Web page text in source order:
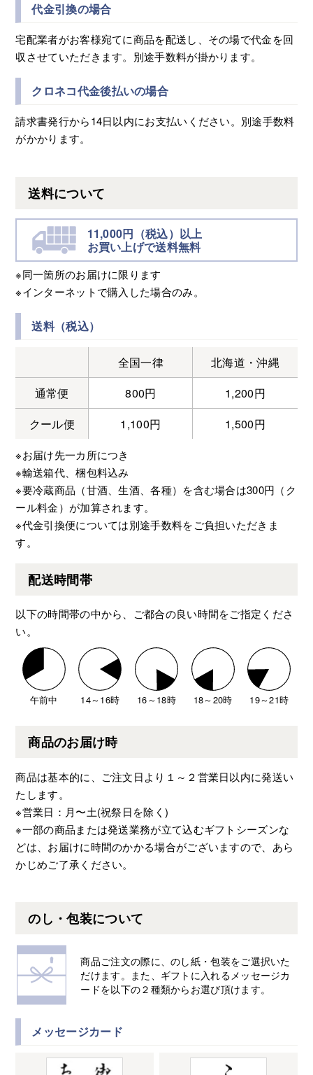
代金引換の場合
宅配業者がお客様宛てに商品を配送し、その場で代金を回
収させていただきます。別途手数料が掛かります。
クロネコ代金後払いの場合
請求書発行から14日以内にお支払いください。別途手数料
がかかります。
送料について
11,000円（税込）以上
お買い上げで送料無料
※同一箇所のお届けに限ります
※インターネットで購入した場合のみ。
送料（税込）
全国一律
北海道・沖縄
通常便
800円
1,200円
クール便
1,100円 1,500円
※お届け先一カ所につき
※輸送箱代、梱包料込み
※要冷蔵商品（甘酒、生酒、各種）を含む場合は300円（ク
ール料金）が加算されます。
※代金引換便については別途手数料をご負担いただきま
す。
配送時間帯
以下の時間帯の中から、ご都合の良い時間をご指定くださ
い。
午前中 14～16時 16～18時 18～20時 19～21時
商品のお届け時
商品は基本的に、ご注文日より１～２営業日以内に発送い
たします。
※営業日：月〜土(祝祭日を除く)
※一部の商品または発送業務が立て込むギフトシーズンな
どは、お届けに時間のかかる場合がございますので、あら
かじめご了承ください。
のし・包装について
商品ご注文の際に、のし紙・包装をご選択いた
だけます。また、ギフトに入れるメッセージカ
ードを以下の２種類からお選び頂けます。
メッセージカード